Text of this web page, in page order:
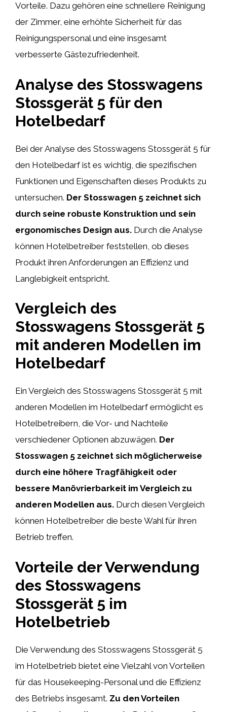
Vorteile. Dazu gehören eine schnellere Reinigung
der Zimmer, eine erhöhte Sicherheit für das
Reinigungspersonal und eine insgesamt
verbesserte Gästezufriedenheit.
Analyse des Stosswagens
Stossgerät 5 für den
Hotelbedarf
Bei der Analyse des Stosswagens Stossgerät 5 für
den Hotelbedarf ist es wichtig, die spezifischen
Funktionen und Eigenschaften dieses Produkts zu
untersuchen. Der Stosswagen 5 zeichnet sich
durch seine robuste Konstruktion und sein
ergonomisches Design aus. Durch die Analyse
können Hotelbetreiber feststellen, ob dieses
Produkt ihren Anforderungen an Effizienz und
Langlebigkeit entspricht.
Vergleich des
Stosswagens Stossgerät 5
mit anderen Modellen im
Hotelbedarf
Ein Vergleich des Stosswagens Stossgerät 5 mit
anderen Modellen im Hotelbedarf ermöglicht es
Hotelbetreibern, die Vor- und Nachteile
verschiedener Optionen abzuwägen. Der
Stosswagen 5 zeichnet sich möglicherweise
durch eine höhere Tragfähigkeit oder
bessere Manövrierbarkeit im Vergleich zu
anderen Modellen aus. Durch diesen Vergleich
können Hotelbetreiber die beste Wahl für ihren
Betrieb treffen.
Vorteile der Verwendung
des Stosswagens
Stossgerät 5 im
Hotelbetrieb
Die Verwendung des Stosswagens Stossgerät 5
im Hotelbetrieb bietet eine Vielzahl von Vorteilen
für das Housekeeping-Personal und die Effizienz
des Betriebs insgesamt. Zu den Vorteilen